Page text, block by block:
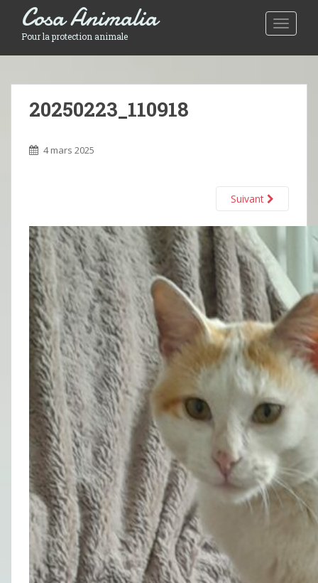
Toggle
Cosa Animalia
Pour la protection animale
20250223_110918
4 mars 2025
Suivant